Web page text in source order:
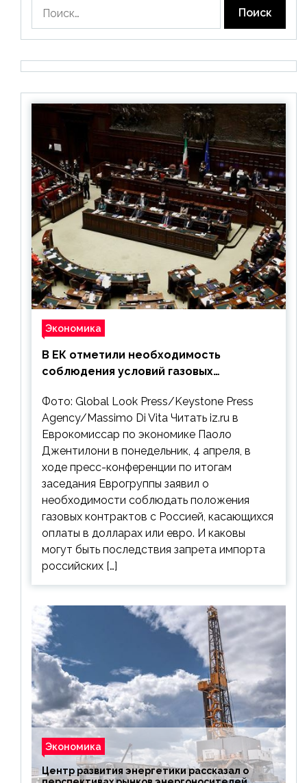
Экономика
В ЕК отметили необходимость
соблюдения условий газовых
Фото: Global Look Press/Keystone Press
Agency/Massimo Di Vita Читать iz.ru в
Еврокомиссар по экономике Паоло
Джентилони в понедельник, 4 апреля, в
ходе пресс-конференции по итогам
заседания Еврогруппы заявил о
необходимости соблюдать положения
газовых контрактов с Россией, касающихся
оплаты в долларах или евро. И каковы
могут быть последствия запрета импорта
российских […]
Экономика
Центр развития энергетики рассказал о